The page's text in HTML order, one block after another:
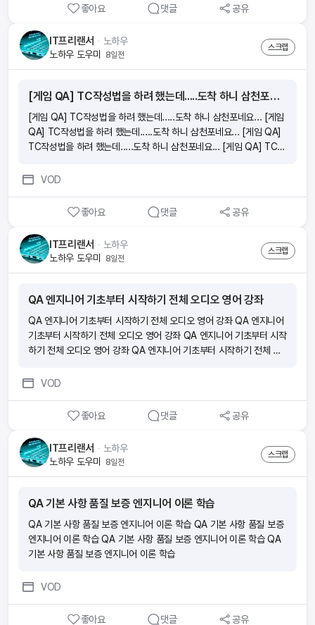
좋아요 댓글 공유
IT프리랜서 ᆞ 노하우
노하우 도우미 8일전
스크랩
[게임 QA] TC작성법을 하려 했는데.....도착 하니 삼천포네요...
[게임 QA] TC작성법을 하려 했는데.....도착 하니 삼천포네요... [게임
QA] TC작성법을 하려 했는데.....도착 하니 삼천포네요... [게임 QA]
TC작성법을 하려 했는데.....도착 하니 삼천포네요... [게임 QA] TC작
VOD
좋아요 댓글 공유
IT프리랜서 ᆞ 노하우
노하우 도우미 8일전
스크랩
QA 엔지니어 기초부터 시작하기 전체 오디오 영어 강좌
QA 엔지니어 기초부터 시작하기 전체 오디오 영어 강좌 QA 엔지니어
기초부터 시작하기 전체 오디오 영어 강좌 QA 엔지니어 기초부터 시작
하기 전체 오디오 영어 강좌 QA 엔지니어 기초부터 시작하기 전체 오
VOD
좋아요 댓글 공유
IT프리랜서 ᆞ 노하우
노하우 도우미 8일전
스크랩
QA 기본 사항 품질 보증 엔지니어 이론 학습
QA 기본 사항 품질 보증 엔지니어 이론 학습 QA 기본 사항 품질 보증
엔지니어 이론 학습 QA 기본 사항 품질 보증 엔지니어 이론 학습 QA
기본 사항 품질 보증 엔지니어 이론 학습
VOD
좋아요 댓글 공유